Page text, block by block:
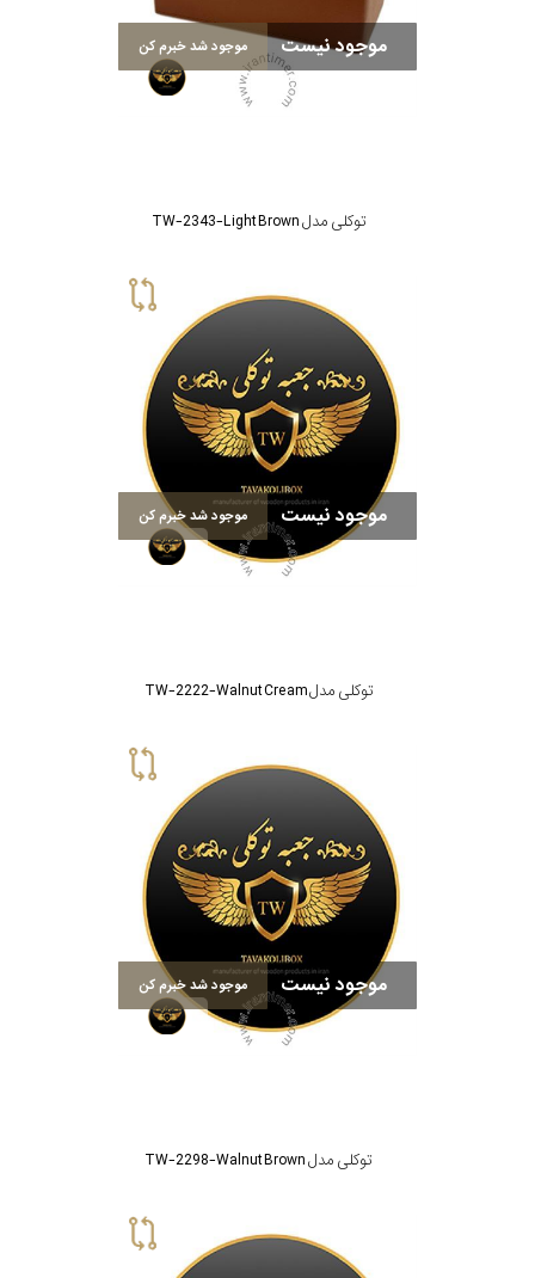
موجود نیست موجود شد خبرم کن
توکلی مدل TW-2343-Light Brown
موجود نیست موجود شد خبرم کن
توکلی مدل TW-2222-Walnut Cream
موجود نیست موجود شد خبرم کن
توکلی مدل TW-2298-Walnut Brown